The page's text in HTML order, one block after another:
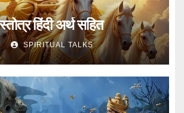
हिंदी अर्थ सहित
SPIRITUAL TALKS